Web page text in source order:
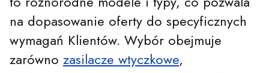
na dopasowanie oferty do specyficznych
wymagań Klientów. Wybór obejmuje
zarówno zasilacze wtyczkowe,